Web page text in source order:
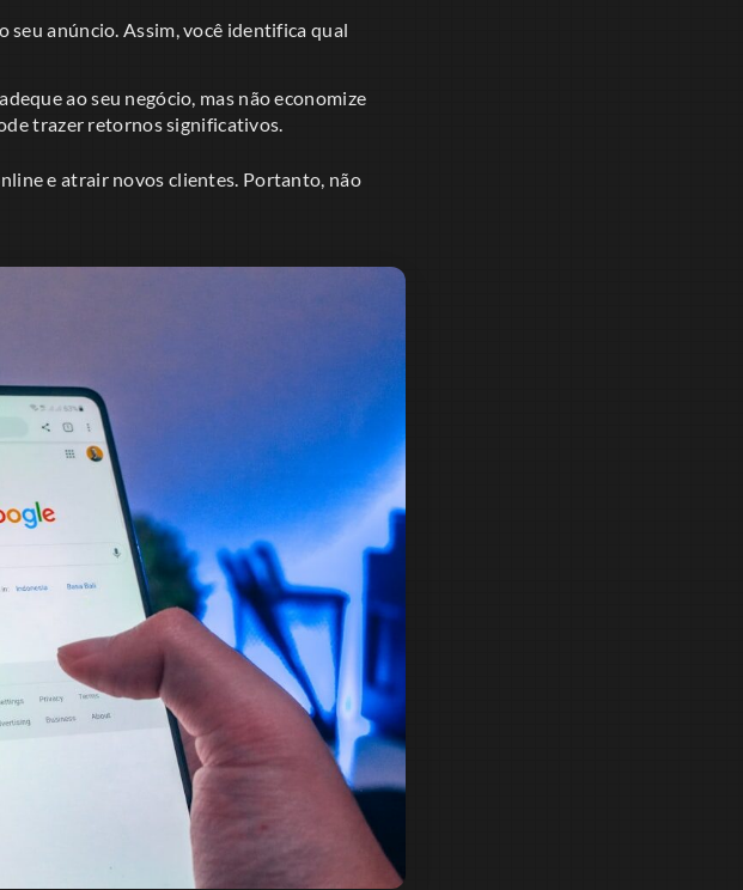
seu anúncio. Assim, você identifica qual
ao seu negócio, mas não economize
trazer retornos significativos.
e atrair novos clientes. Portanto, não